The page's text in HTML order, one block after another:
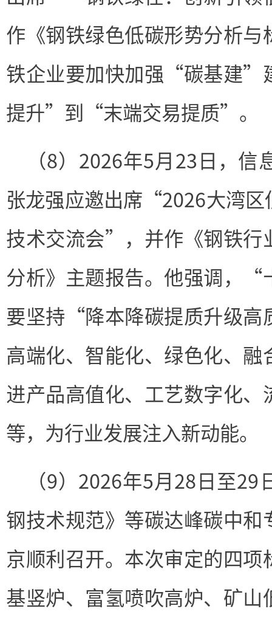
作《钢铁绿色低碳形势分析与
铁企业要加快加强“碳基建”
提升”到“末端交易提质”。
（8）2026年5月23日，信
张龙强应邀出席“2026大湾区
技术交流会”，并作《钢铁行
分析》主题报告。他强调，
要坚持“降本降碳提质升级
高端化、智能化、绿色化、融
进产品高值化、工艺数字化、
等，为行业发展注入新动能。
（9）2026年5月28日至
钢技术规范》等碳达峰碳中和
京顺利召开。本次审定的四项
基竖炉、富氢喷吹高炉、矿山